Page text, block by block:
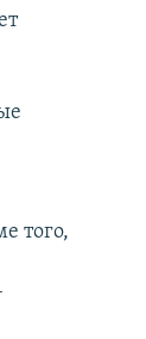
того,